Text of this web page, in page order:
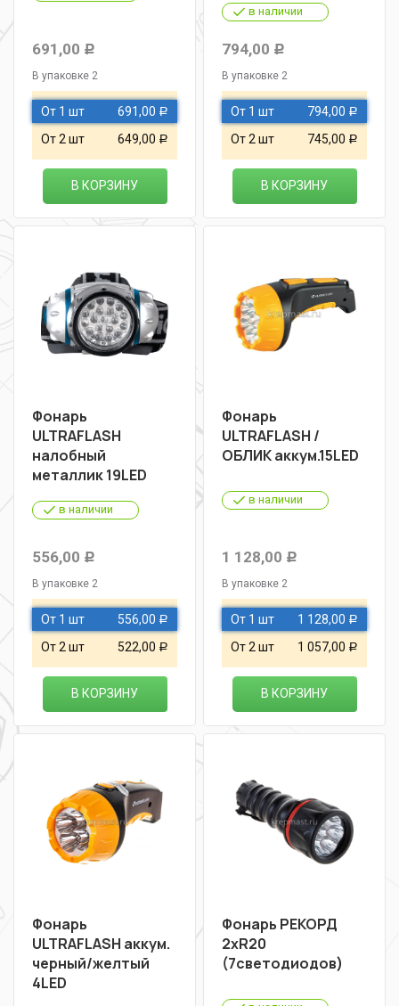
691,00 Р
В упаковке 2
От 1 шт 691,00 Р
От 2 шт 649,00 Р
В КОРЗИНУ
в наличии
794,00 Р
В упаковке 2
От 1 шт 794,00 Р
От 2 шт 745,00 Р
В КОРЗИНУ
Фонарь
ULTRAFLASH
налобный
металлик 19LED
в наличии
556,00 Р
В упаковке 2
От 1 шт 556,00 Р
От 2 шт 522,00 Р
В КОРЗИНУ
Фонарь
ULTRAFLASH /
ОБЛИК аккум.15LED
в наличии
1 128,00 Р
В упаковке 2
От 1 шт 1 128,00 Р
От 2 шт 1 057,00 Р
В КОРЗИНУ
Фонарь
ULTRAFLASH аккум.
черный/желтый
4LED
Фонарь РЕКОРД
2хR20
(7светодиодов)